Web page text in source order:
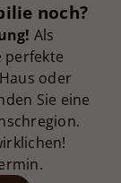
noch?
Als
perfekte
oder
Sie eine